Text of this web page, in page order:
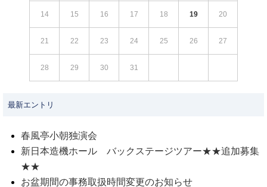
14 15 16 17 18 19 20
21 22 23 24 25 26 27
28 29 30 31
最新エントリ
春風亭小朝独演会
新日本造機ホール バックステージツアー★★追加募集
★★
お盆期間の事務取扱時間変更のお知らせ